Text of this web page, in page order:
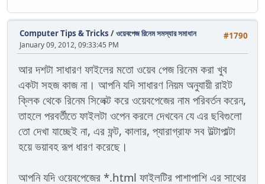
#1790
Computer Tips & Tricks /ওয়েবপেজ রিনেম সমস্যার সমাধান
January 09, 2012, 09:33:45 PM
আর দশটা সাধারণ ফাইলের মতো ওয়েব পেজ রিনেম করা খুব
একটা সহজ কাজ না। আপনি যদি সাধারণ নিয়ম অনুযায়ী রাইট
ক্লিক থেকে রিনেম সিলেক্ট করে ওয়েবপেজের নাম পরিবর্তন করেন,
তাহলে পরবর্তীতে ফাইলটা ওপেন করলে দেখবেন যে এর ছবিগুলো
তো দেখা যাচ্ছেই না, এর ফন্ট, কালার, প্যারাগ্রাফ সব উল্টাপাল্টা
হয়ে ভয়াবহ রূপ ধারণ করেছে।
আপনি যদি ওয়েবপেজের *.html ফাইলটির পাশাপাশি এর সাথের